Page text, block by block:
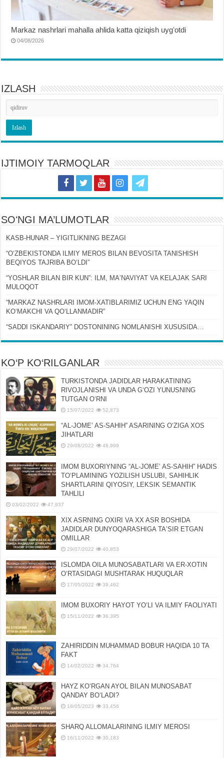
Markaz nashrlari mahalla ahlida katta qiziqish uygʻotdi
04/08/2026
IZLASH
IJTIMOIY TARMOQLAR
SOʻNGI MA’LUMOTLAR
KASB-HUNAR – YIGITLIKNING BEZAGI
“OʻZBEKISTONDA ILMIY MEROS BILAN BEVOSITA TANISHISH
BEQIYOS TAJRIBA BOʻLDI”
“YOSHLAR BILAN BIR KUN”: ILM, MAʼNAVIYAT VA KELAJAK SARI
MULOQOT
“MARKAZ NASHRLARI IMOM-XATIBLARIMIZ UCHUN ENG YAQIN
KOʻMAKCHI VA QOʻLLANMADIR”
“SADDI ISKANDARIY” DOSTONINING NOMLANISHI XUSUSIDA…
KO‘P KO‘RILGANLAR
TURKISTONDA JADIDLAR HARAKATINING
RIVOJLANISHI VA UNDA GʻOZI YUNUSNING
TUTGAN OʻRNI
15/07/2022 52,873
“AL-JOMEʼ AS-SAHIH” ASARINING OʻZIGA XOS
JIHATLARI
29/08/2022 48,999
IMOM BUXORIYNING “AL-JOMEʼ AS-SAHIH” HADIS
TOʻPLAMINING YOZILISH USLUBI, SAHIHLIK
SHARTLARINI QIYOSIY, LЕKSIK SЕMANTIK
TAHLILI
03/02/2022 47,937
XIX ASRNING OXIRI VA XX ASR BOSHIDA
JADIDLAR DUNYOQARASHIGA TAʼSIR ETGAN
OMILLAR
29/07/2022 40,853
ISLOMDA OILA MUNOSABATLARI VA ER-XOTIN
OʻRTASIDAGI MUSHTARAK HUQUQLAR
17/05/2022 39,462
IMOM BUXORIY HAYOT YOʻLI VA ILMIY FAOLIYATI
15/11/2022 36,395
ZAHIRIDDIN MUHAMMAD BOBUR HAQIDA 10 TA
FAKT
14/02/2022 34,764
HAYZ KOʻRGAN AYOL BILAN MUNOSABAT
QANDAY BOʻLADI?
18/05/2023 33,456
SHARQ ALLOMALARINING ILMIY MEROSI
16/11/2022 30,183